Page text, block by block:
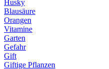
Husky
Blausäure
Orangen
Vitamine
Garten
Gefahr
Gift
Giftige Pflanzen